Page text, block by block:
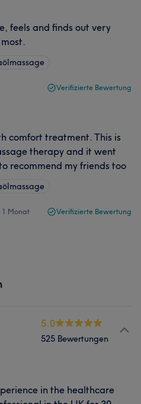
feels and finds out very
Verifizierte Bewertung
comfort treatment. This is
therapy and it went
recommend my friends too
1 Monat Verifizierte Bewertung
5.0
525 Bewertungen
in the healthcare